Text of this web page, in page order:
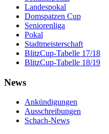
Landespokal
Domspatzen Cup
Seniorenliga
Pokal
Stadtmeisterschaft
BlitzCup-Tabelle 17/18
BlitzCup-Tabelle 18/19
News
Ankündigungen
Ausschreibungen
Schach-News